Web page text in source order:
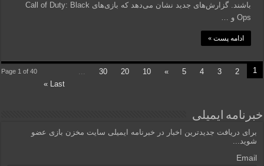
باشند. گزارش‌های جدید نشان می‌دهد که بازی‌های Call of Duty: Black
Ops و …
ادامه پست »
Page 1 of 40 1
2
3
4
5
»
10
20
30
...
Last »
خبرنامه ایمیلی
برای دریافت جدیدترین اخبار در خبرنامه ایمیلی سایت مخزن بازی عضو
شوید...
Email